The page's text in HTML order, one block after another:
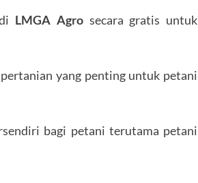
LMGA Agrosecara gratis untuk
yang penting untuk petani
bagi petani terutama petani